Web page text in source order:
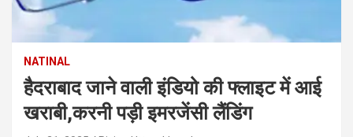
NATINAL
हैदराबाद जाने वाली इंडियो की फ्लाइट में आई
खराबी,करनी पड़ी इमरजेंसी लैंडिंग